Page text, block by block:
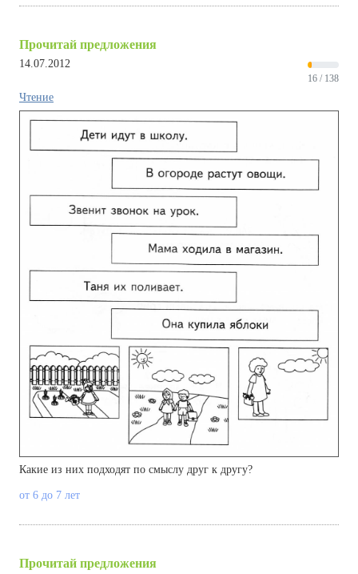
Прочитай предложения
14.07.2012
16 / 138
Чтение
Какие из них подходят по смыслу друг к другу?
от 6 до 7 лет
Прочитай предложения